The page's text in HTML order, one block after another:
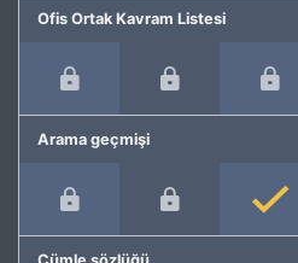
Ofis Ortak Kavram Listesi
Arama geçmişi